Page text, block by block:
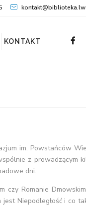
KONTAKT
im. Powstańców
z prowadzącym
dni.
czy Romanie
Niepodległość i co